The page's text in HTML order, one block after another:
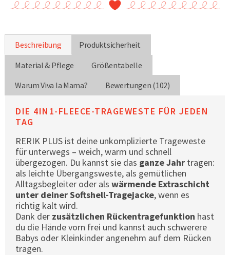
Beschreibung
Produktsicherheit
Material & Pflege
Größentabelle
Warum Viva la Mama?
Bewertungen (102)
DIE 4IN1-FLEECE-TRAGEWESTE FÜR JEDEN
TAG
RERIK PLUS ist deine unkomplizierte Trageweste
für unterwegs – weich, warm und schnell
übergezogen. Du kannst sie das ganze Jahr tragen:
als leichte Übergangsweste, als gemütlichen
Alltagsbegleiter oder als wärmende Extraschicht
unter deiner Softshell-Tragejacke, wenn es
richtig kalt wird.
Dank der zusätzlichen Rückentragefunktion hast
du die Hände vorn frei und kannst auch schwerere
Babys oder Kleinkinder angenehm auf dem Rücken
tragen.